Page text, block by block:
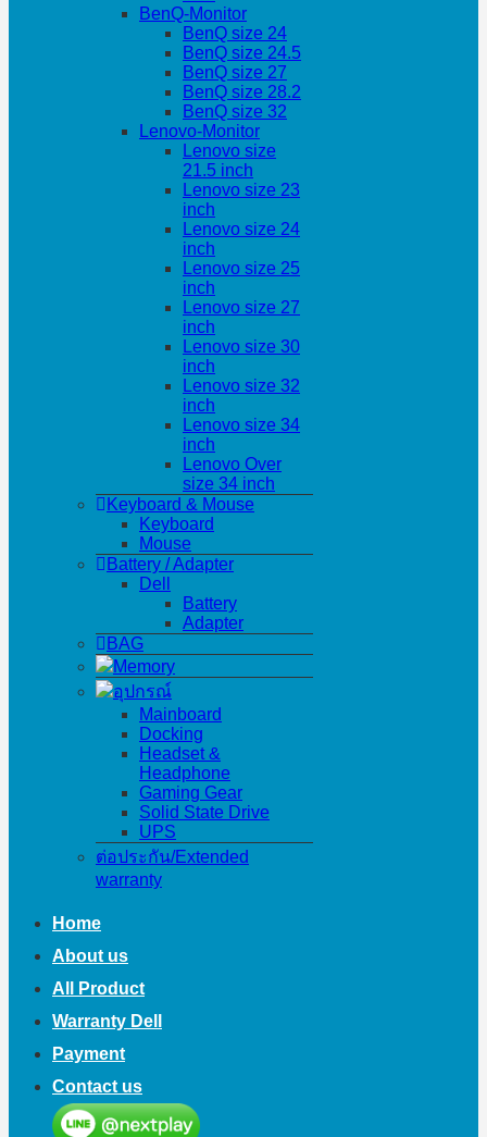
BenQ-Monitor
BenQ size 24
BenQ size 24.5
BenQ size 27
BenQ size 28.2
BenQ size 32
Lenovo-Monitor
Lenovo size
21.5 inch
Lenovo size 23
inch
Lenovo size 24
inch
Lenovo size 25
inch
Lenovo size 27
inch
Lenovo size 30
inch
Lenovo size 32
inch
Lenovo size 34
inch
Lenovo Over
size 34 inch
Keyboard & Mouse
Keyboard
Mouse
Battery / Adapter
Dell
Battery
Adapter
BAG
Memory
อุปกรณ์
Mainboard
Docking
Headset &
Headphone
Gaming Gear
Solid State Drive
UPS
ต่อประกัน/Extended
warranty
Home
About us
All Product
Warranty Dell
Payment
Contact us